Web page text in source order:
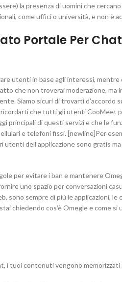
la presenza di uomini che
come uffici o università, e non è
Portale Per
utenti in base agli interessi,
che non troverai moderazione,
Siamo sicuri di trovarti d’accordo
ricordarti che tutti gli utenti CooMeet
principali di questi servizi e che le
e telefoni fissi. [newline]Per
dell’applicazione sono gratis
per evitare i ban e mantenere
uno spazio per conversazioni
sono sempre di più le applicazioni,
chiedendo cos’è Omegle e come
i tuoi contenuti vengono